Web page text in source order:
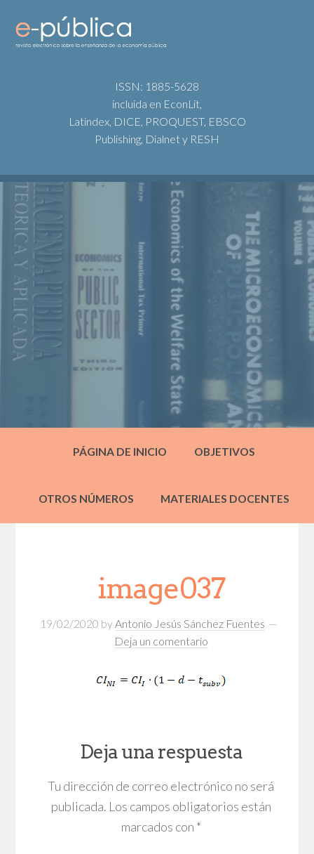
ISSN: 1885-5628
incluida en EconLit,
Latindex, DICE, PROQUEST, EBSCO
Publishing, Dialnet y RESH
PÁGINA DE INICIO OBJETIVOS
OTROS NÚMEROS MATERIALES DOCENTES
image037
19/02/2020 by Antonio Jesús Sánchez Fuentes
Deja un comentario
Deja una respuesta
Tu dirección de correo electrónico no será
publicada. Los campos obligatorios están
marcados con *